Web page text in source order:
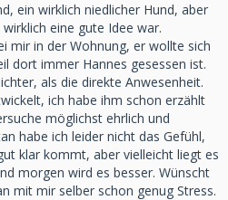
ein wirklich niedlicher Hund, aber
eine gute Idee war.
mir in der Wohnung, er wollte sich
dort immer Hannes gesessen ist.
als die direkte Anwesenheit.
ich habe ihm schon erzählt
möglichst ehrlich und
habe ich leider nicht das Gefühl,
klar kommt, aber vielleicht liegt es
morgen wird es besser. Wünscht
mit mir selber schon genug Stress.